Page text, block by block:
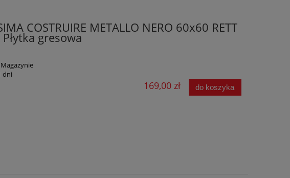
COSTRUIRE METALLO NERO 60x60 RETT
gresowa
dni
169,00 zł do koszyka